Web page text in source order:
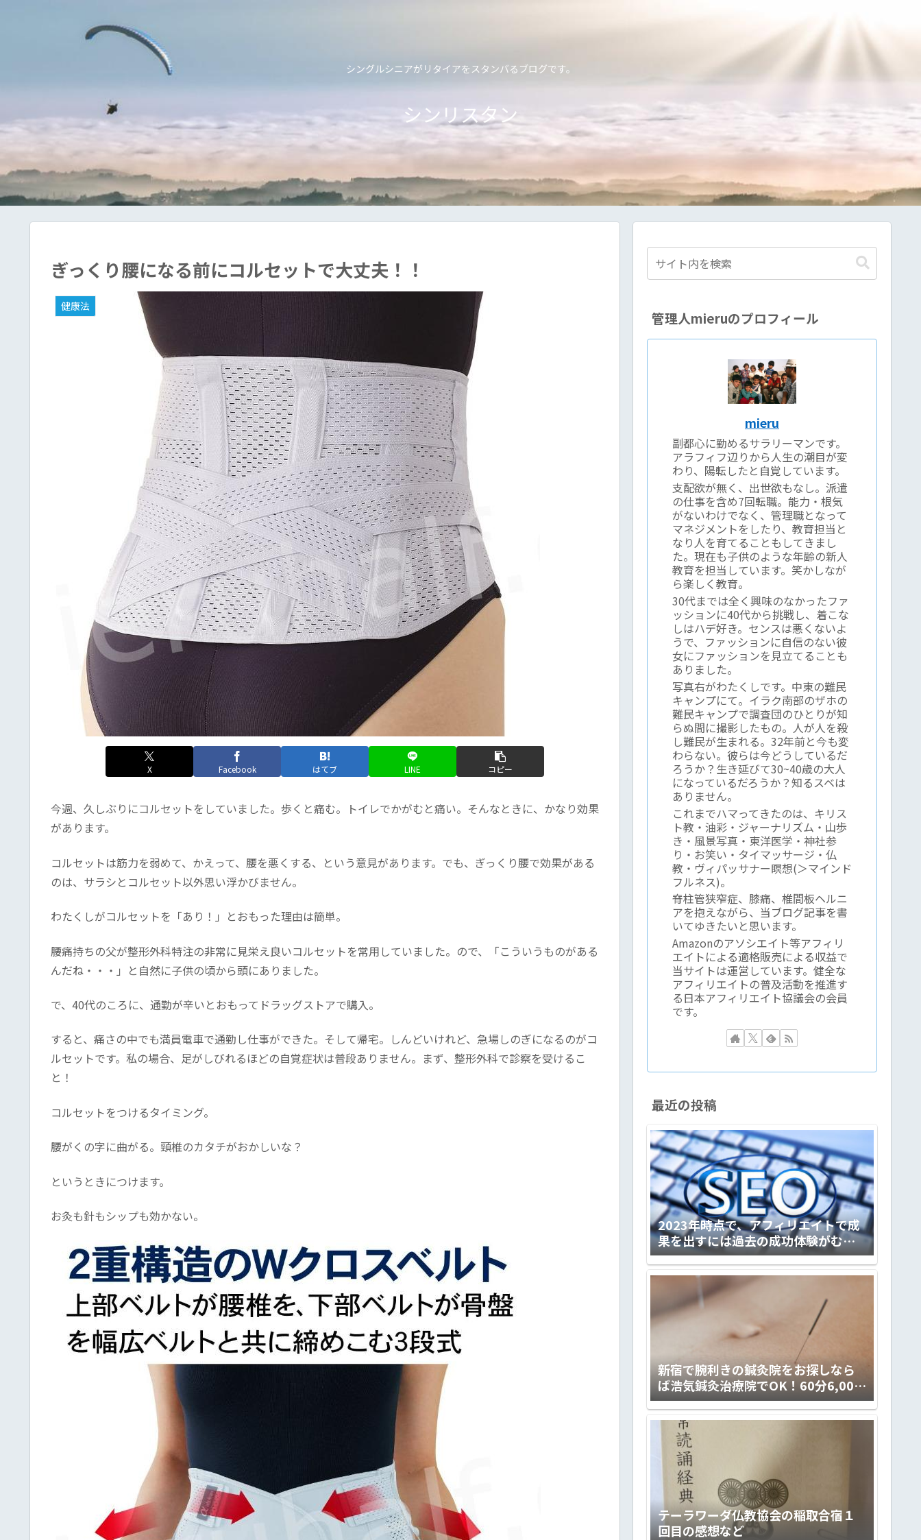
シングルシニアがリタイアをスタンバるブログです。
シンリスタン
ぎっくり腰になる前にコルセットで大丈夫！！
健康法
X Facebook はてブ LINE コピー
今週、久しぶりにコルセットをしていました。歩くと痛む。トイレでかがむと痛い。そんなときに、かなり効果
があります。
コルセットは筋力を弱めて、かえって、腰を悪くする、という意見があります。でも、ぎっくり腰で効果がある
のは、サラシとコルセット以外思い浮かびません。
わたくしがコルセットを「あり！」とおもった理由は簡単。
腰痛持ちの父が整形外科特注の非常に見栄え良いコルセットを常用していました。ので、「こういうものがある
んだね・・・」と自然に子供の頃から頭にありました。
で、40代のころに、通勤が辛いとおもってドラッグストアで購入。
すると、痛さの中でも満員電車で通勤し仕事ができた。そして帰宅。しんどいけれど、急場しのぎになるのがコ
ルセットです。私の場合、足がしびれるほどの自覚症状は普段ありません。まず、整形外科で診察を受けるこ
と！
コルセットをつけるタイミング。
腰がくの字に曲がる。頸椎のカタチがおかしいな？
というときにつけます。
お灸も針もシップも効かない。
管理人mieruのプロフィール
mieru
副都心に勤めるサラリーマンです。
アラフィフ辺りから人生の潮目が変
わり、陽転したと自覚しています。
支配欲が無く、出世欲もなし。派遣
の仕事を含め7回転職。能力・根気
がないわけでなく、管理職となって
マネジメントをしたり、教育担当と
なり人を育てることもしてきまし
た。現在も子供のような年齢の新人
教育を担当しています。笑かしなが
ら楽しく教育。
30代までは全く興味のなかったファ
ッションに40代から挑戦し、着こな
しはハデ好き。センスは悪くないよ
うで、ファッションに自信のない彼
女にファッションを見立てることも
ありました。
写真右がわたくしです。中東の難民
キャンプにて。イラク南部のザホの
難民キャンプで調査団のひとりが知
らぬ間に撮影したもの。人が人を殺
し難民が生まれる。32年前と今も変
わらない。彼らは今どうしているだ
ろうか？生き延びて30~40歳の大人
になっているだろうか？知るスベは
ありません。
これまでハマってきたのは、キリス
ト教・油彩・ジャーナリズム・山歩
き・風景写真・東洋医学・神社参
り・お笑い・タイマッサージ・仏
教・ヴィパッサナー瞑想(＞マインド
フルネス)。
脊柱管狭窄症、膝痛、椎間板ヘルニ
アを抱えながら、当ブログ記事を書
いてゆきたいと思います。
Amazonのアソシエイト等アフィリ
エイトによる適格販売による収益で
当サイトは運営しています。健全な
アフィリエイトの普及活動を推進す
る日本アフィリエイト協議会の会員
です。
最近の投稿
2023年時点で、アフィリエイトで成
果を出すには過去の成功体験がむし
ろ邪魔くさくなる件
新宿で腕利きの鍼灸院をお探しなら
ば浩気鍼灸治療院でOK！60分6,000
円の予約制。
テーラワーダ仏教協会の稲取合宿１
回目の感想など